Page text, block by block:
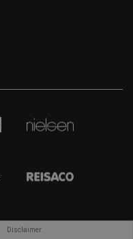
Disclaimer